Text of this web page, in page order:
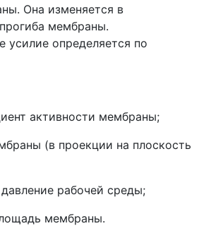
Она изменяется в
мембраны.
усилие определяется по
активности мембраны;
(в проекции на плоскость
рабочей среды;
мембраны.